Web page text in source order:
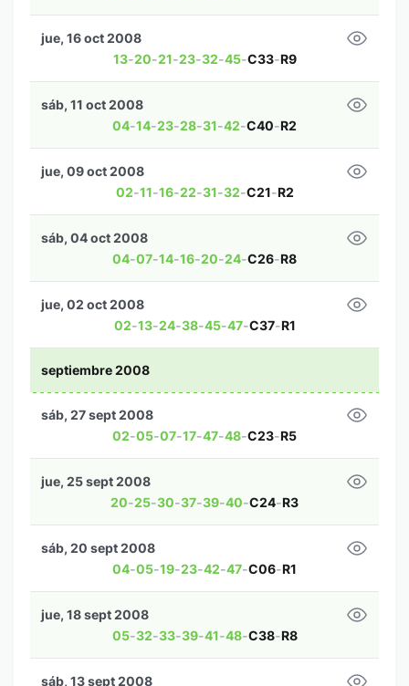
13-20-21-23-32-45-C33-R9
jue, 16 oct 2008
04-14-23-28-31-42-C40-R2
sáb, 11 oct 2008
02-11-16-22-31-32-C21-R2
jue, 09 oct 2008
04-07-14-16-20-24-C26-R8
sáb, 04 oct 2008
02-13-24-38-45-47-C37-R1
jue, 02 oct 2008
septiembre 2008
02-05-07-17-47-48-C23-R5
sáb, 27 sept 2008
20-25-30-37-39-40-C24-R3
jue, 25 sept 2008
04-05-19-23-42-47-C06-R1
sáb, 20 sept 2008
05-32-33-39-41-48-C38-R8
jue, 18 sept 2008
sáb, 13 sept 2008